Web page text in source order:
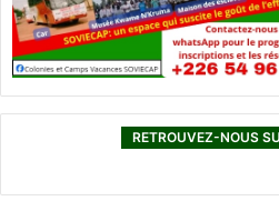
RETROUVEZ-NOUS